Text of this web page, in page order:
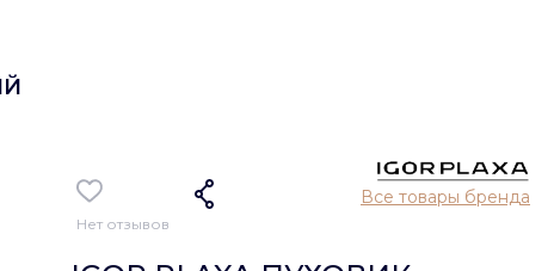
Нет отзывов
Все товары бренда